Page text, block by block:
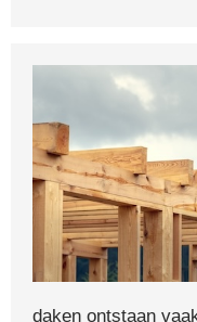
daken ontstaan